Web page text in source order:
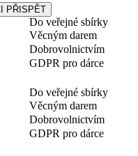
PŘISPĚT
Do veřejné sbírky
Věcným darem
Dobrovolnictvím
GDPR pro dárce
Do veřejné sbírky
Věcným darem
Dobrovolnictvím
GDPR pro dárce